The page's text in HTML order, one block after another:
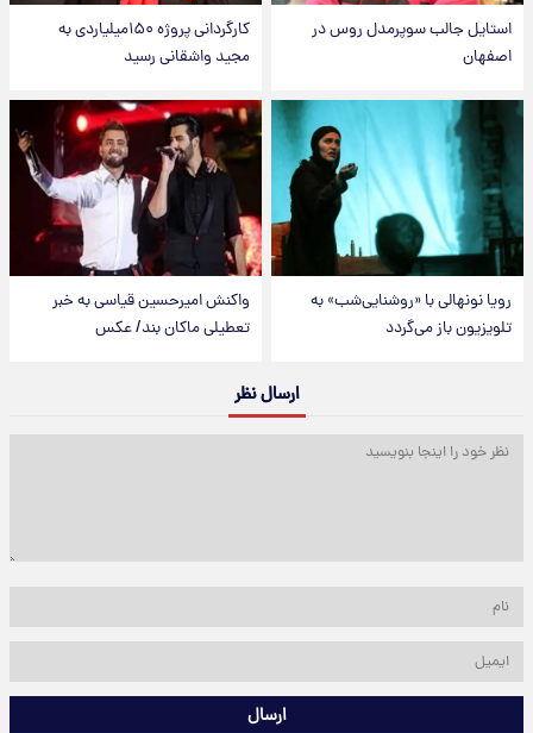
استایل جالب سوپرمدل روس در
اصفهان
کارگردانی پروژه ۱۵۰میلیاردی به
مجید واشقانی رسید
رویا نونهالی با «روشنایی‌شب» به
تلویزیون باز می‌گردد
واکنش امیرحسین قیاسی به خبر
تعطیلی ماکان بند/ عکس
ارسال نظر
ارسال